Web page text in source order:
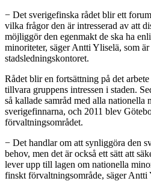
− Det sverigefinska rådet blir ett
vilka frågor den är intresserad av att
möjliggör den egenmakt de ska ha
minoriteter, säger Antti Yliselä, som
stadsledningskontoret.
Rådet blir en fortsättning på det
tillvara gruppens intressen i staden.
så kallade samråd med alla nationella
sverigefinnarna, och 2011 blev
förvaltningsområdet.
− Det handlar om att synliggöra den
behov, men det är också ett sätt att
lever upp till lagen om nationella
finskt förvaltningsområde, säger Antti